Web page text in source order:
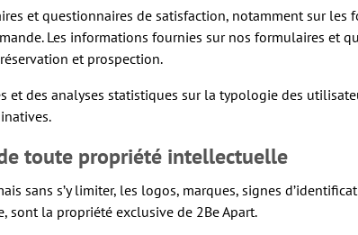
et questionnaires de satisfaction, notamment sur les
Les informations fournies sur nos formulaires et
et prospection.
et des analyses statistiques sur la typologie des
toute propriété intellectuelle
sans s’y limiter, les logos, marques, signes
sont la propriété exclusive de 2Be Apart.